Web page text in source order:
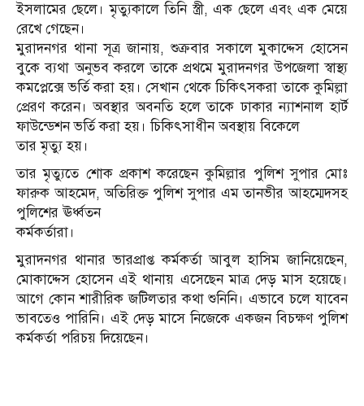
ইসলামের ছেলে। মৃত্যুকালে তিনি স্ত্রী, এক ছেলে এবং এক মেয়ে
রেখে গেছেন।
মুরাদনগর থানা সূত্র জানায়, শুক্রবার সকালে মুকাদ্দেস হোসেন
বুকে ব্যথা অনুভব করলে তাকে প্রথমে মুরাদনগর উপজেলা স্বাস্থ্য
কমপ্লেক্সে ভর্তি করা হয়। সেখান থেকে চিকিৎসকরা তাকে কুমিল্লা
প্রেরণ করেন। অবস্থার অবনতি হলে তাকে ঢাকার ন্যাশনাল হার্ট
ফাউন্ডেশন ভর্তি করা হয়। চিকিৎসাধীন অবস্থায় বিকেলে
তার মৃত্যু হয়।
তার মৃত্যুতে শোক প্রকাশ করেছেন কুমিল্লার পুলিশ সুপার মোঃ
ফারুক আহমেদ, অতিরিক্ত পুলিশ সুপার এম তানভীর আহম্মেদসহ
পুলিশের ঊর্ধ্বতন
কর্মকর্তারা।
মুরাদনগর থানার ভারপ্রাপ্ত কর্মকর্তা আবুল হাসিম জানিয়েছেন,
মোকাদ্দেস হোসেন এই থানায় এসেছেন মাত্র দেড় মাস হয়েছে।
আগে কোন শারীরিক জটিলতার কথা শুনিনি। এভাবে চলে যাবেন
ভাবতেও পারিনি। এই দেড় মাসে নিজেকে একজন বিচক্ষণ পুলিশ
কর্মকর্তা পরিচয় দিয়েছেন।